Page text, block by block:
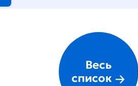
Весь
список